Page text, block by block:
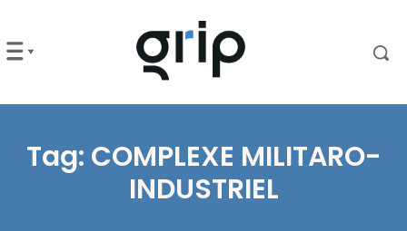
Tag: COMPLEXE MILITARO-
INDUSTRIEL